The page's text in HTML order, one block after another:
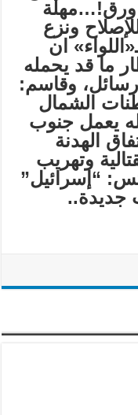
ورق!…مهلة
حتى منتصف ك2 للإصلاح ونزع
ان
ما قد يحمله
وقاسم:
الشمال
يعمل جنوب
الهدنة
وتهريب
“إسرائيل”
جديدة..